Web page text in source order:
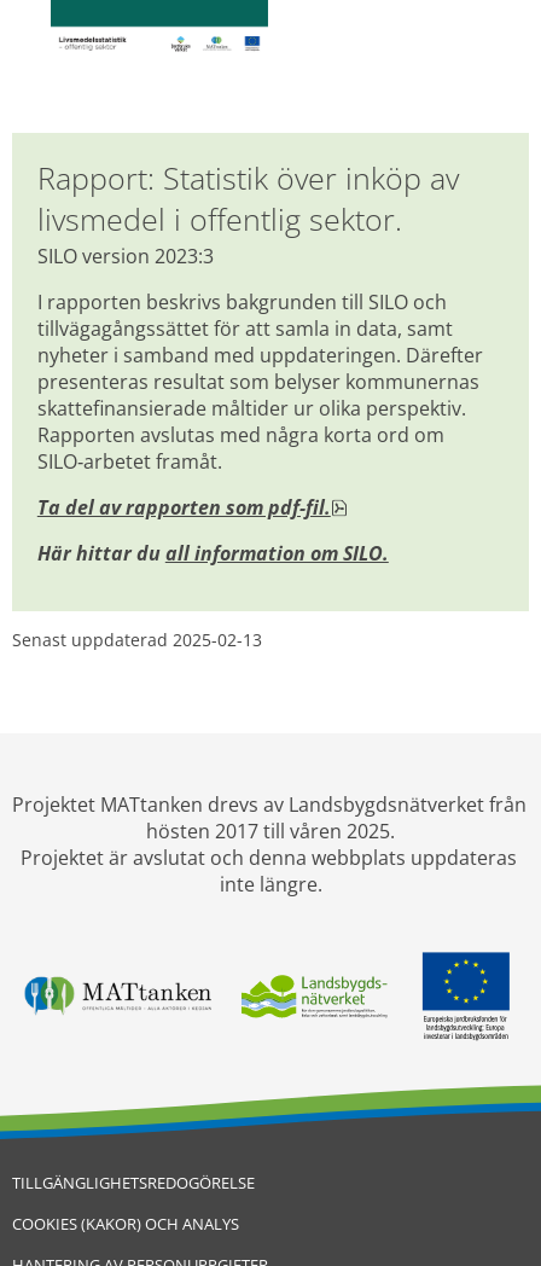
Rapport: Statistik över inköp av
livsmedel i offentlig sektor.
SILO version 2023:3
I rapporten beskrivs bakgrunden till SILO och
tillvägagångssättet för att samla in data, samt
nyheter i samband med uppdateringen. Därefter
presenteras resultat som belyser kommunernas
skattefinansierade måltider ur olika perspektiv.
Rapporten avslutas med några korta ord om
SILO‑arbetet framåt.
Ta del av rapporten som pdf-fil.
pdf, 4.1 MB,
Här hittar du all information om SILO.
Senast uppdaterad 2025-02-13
Projektet MATtanken drevs av Landsbygdsnätverket från
hösten 2017 till våren 2025.
Projektet är avslutat och denna webbplats uppdateras
inte längre.
TILLGÄNGLIGHETSREDOGÖRELSE
COOKIES (KAKOR) OCH ANALYS